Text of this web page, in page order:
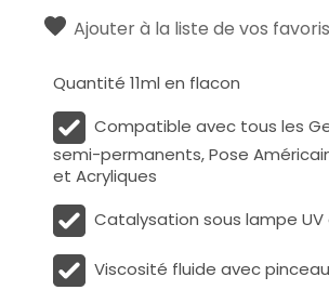
Ajouter à la liste de vos favoris
Quantité 11ml en flacon
Compatible avec tous les
semi-permanents, Pose
et Acryliques
Catalysation sous lampe UV
Viscosité fluide avec